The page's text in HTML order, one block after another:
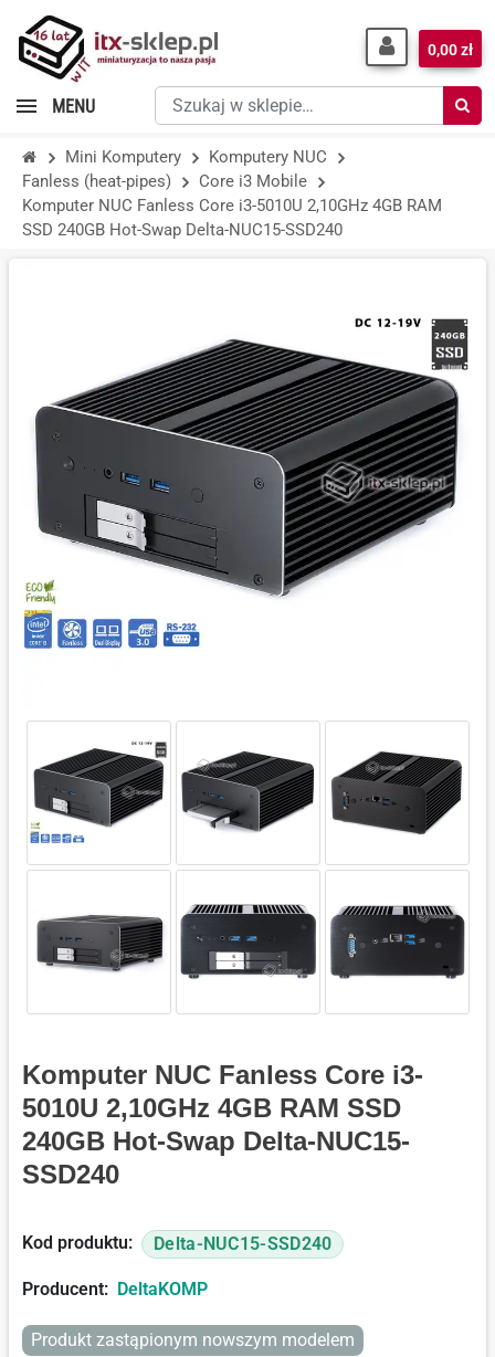
Szukaj
w
sklepie…
0,00 zł
MENU
Mini Komputery
Komputery NUC
Fanless (heat-pipes)
Core i3 Mobile
Komputer NUC Fanless Core i3-5010U 2,10GHz 4GB RAM
SSD 240GB Hot-Swap Delta-NUC15-SSD240
Komputer NUC Fanless Core i3-
5010U 2,10GHz 4GB RAM SSD
240GB Hot-Swap Delta-NUC15-
SSD240
Kod produktu: Delta-NUC15-SSD240
Producent: DeltaKOMP
Produkt zastąpionym nowszym modelem